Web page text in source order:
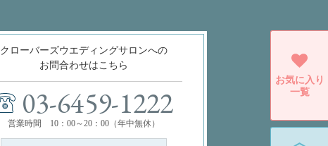
クローバーズウエディングサロンへの
お問合わせはこちら
03-6459-1222
営業時間 10：00～20：00（年中無休）
お気に入り
一覧